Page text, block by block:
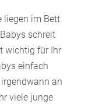
liegen im Bett
schreit
wichtig für Ihr
einfach
an
viele junge